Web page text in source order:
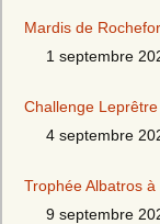
Mardis de
1 septembre
Challenge
4 septembre
Trophée Albatros
9 septembre